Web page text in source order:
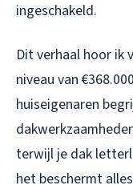
ingeschakeld.
Dit verhaal hoor ik
niveau van
huiseigenaren
terwijl je dak
het beschermt